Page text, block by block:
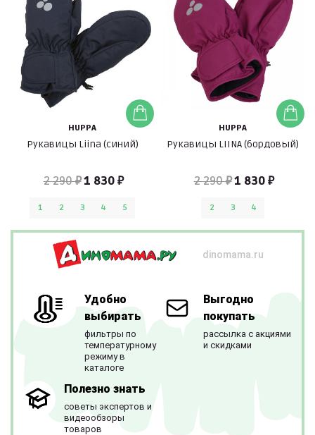
HUPPA
Рукавицы Liina (синий)
2 290 ₽1 830 ₽
1 2 3 4 5
HUPPA
Рукавицы LIINA (бордовый)
2 290 ₽1 830 ₽
2 3 4
dinomama.ru
Удобно
выбирать
фильтры по
температурному
режиму в
каталоге
Выгодно
покупать
рассылка с акциями
и скидками
Полезно знать
советы экспертов и
видеообзоры
товаров